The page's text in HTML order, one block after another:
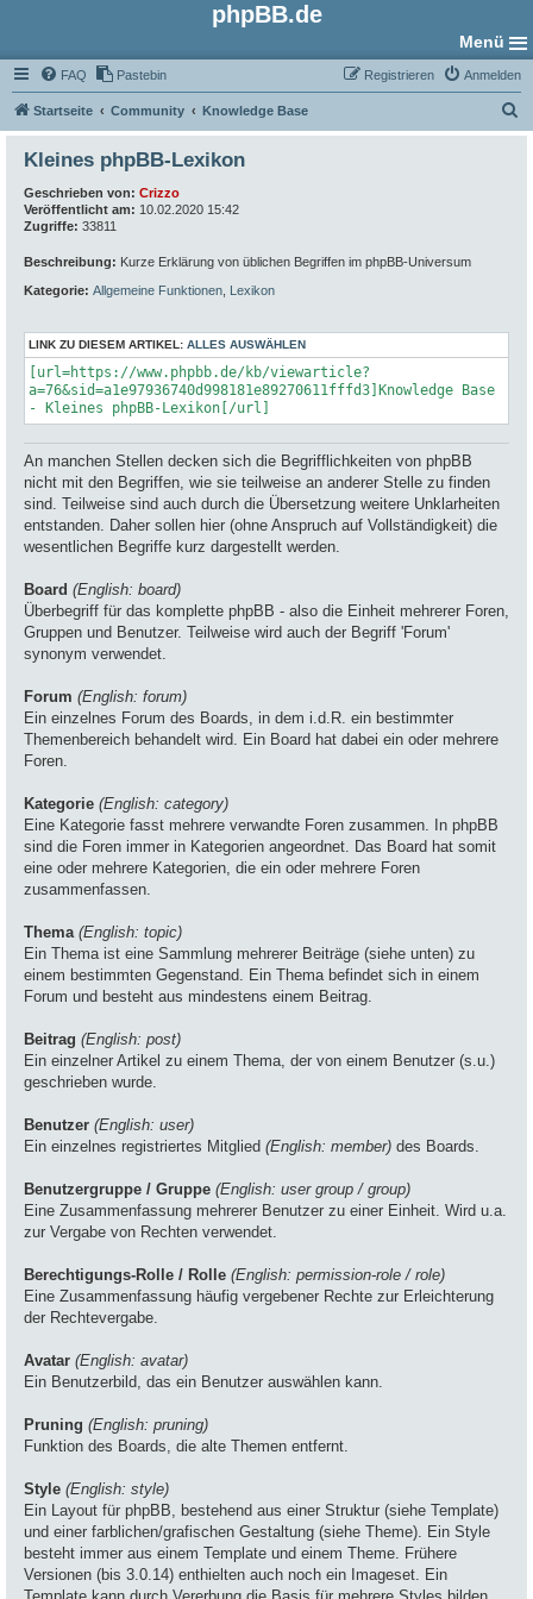
phpBB.de
Menü
FAQ Pastebin Anmelden
Registrieren
Startseite Community Knowledge Base
u
Kleines phpBB-Lexikon
Geschrieben von: Crizzo
Veröffentlicht am: 10.02.2020 15:42
Zugriffe: 33811
Beschreibung: Kurze Erklärung von üblichen Begriffen im phpBB-Universum
Kategorie: Allgemeine Funktionen Lexikon
LINK ZU DIESEM ARTIKEL: ALLES AUSWÄHLEN
[url=https://www.phpbb.de/kb/viewarticle?
a=76&sid=a1e97936740d998181e89270611fffd3]Knowledge Base
- Kleines phpBB-Lexikon[/url]
An manchen Stellen decken sich die Begrifflichkeiten von phpBB
nicht mit den Begriffen, wie sie teilweise an anderer Stelle zu finden
sind. Teilweise sind auch durch die Übersetzung weitere Unklarheiten
entstanden. Daher sollen hier (ohne Anspruch auf Vollständigkeit) die
wesentlichen Begriffe kurz dargestellt werden.
Board (English: board)
Überbegriff für das komplette phpBB - also die Einheit mehrerer Foren,
Gruppen und Benutzer. Teilweise wird auch der Begriff 'Forum'
synonym verwendet.
Forum (English: forum)
Ein einzelnes Forum des Boards, in dem i.d.R. ein bestimmter
Themenbereich behandelt wird. Ein Board hat dabei ein oder mehrere
Foren.
Kategorie (English: category)
Eine Kategorie fasst mehrere verwandte Foren zusammen. In phpBB
sind die Foren immer in Kategorien angeordnet. Das Board hat somit
eine oder mehrere Kategorien, die ein oder mehrere Foren
zusammenfassen.
Thema (English: topic)
Ein Thema ist eine Sammlung mehrerer Beiträge (siehe unten) zu
einem bestimmten Gegenstand. Ein Thema befindet sich in einem
Forum und besteht aus mindestens einem Beitrag.
Beitrag (English: post)
Ein einzelner Artikel zu einem Thema, der von einem Benutzer (s.u.)
geschrieben wurde.
Benutzer (English: user)
Ein einzelnes registriertes Mitglied (English: member) des Boards.
Benutzergruppe / Gruppe (English: user group / group)
Eine Zusammenfassung mehrerer Benutzer zu einer Einheit. Wird u.a.
zur Vergabe von Rechten verwendet.
Berechtigungs-Rolle / Rolle (English: permission-role / role)
Eine Zusammenfassung häufig vergebener Rechte zur Erleichterung
der Rechtevergabe.
Avatar (English: avatar)
Ein Benutzerbild, das ein Benutzer auswählen kann.
Pruning (English: pruning)
Funktion des Boards, die alte Themen entfernt.
Style (English: style)
Ein Layout für phpBB, bestehend aus einer Struktur (siehe Template)
und einer farblichen/grafischen Gestaltung (siehe Theme). Ein Style
besteht immer aus einem Template und einem Theme. Frühere
Versionen (bis 3.0.14) enthielten auch noch ein Imageset. Ein